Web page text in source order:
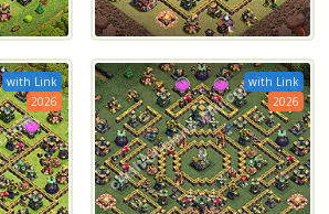
with Link
2026
with Link
2026